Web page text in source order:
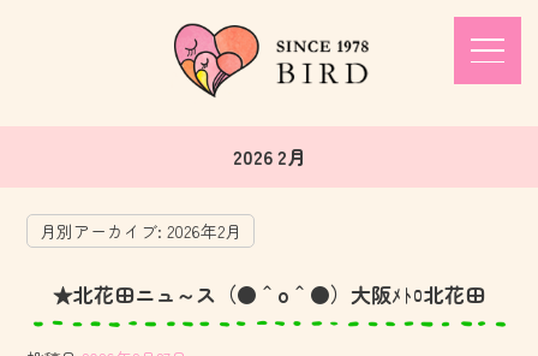
2026 2月
月別アーカイブ:2026年2月
★北花田ニュ～ス（●＾o＾●）大阪ﾒﾄﾛ北花田